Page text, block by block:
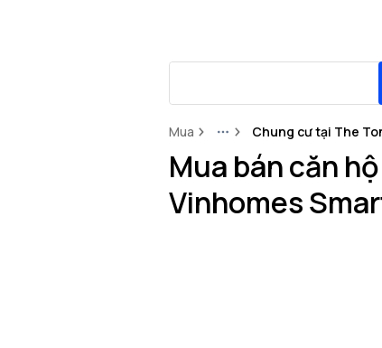
Mua MoreChung cư tại The
Mua bán căn
Vinhomes